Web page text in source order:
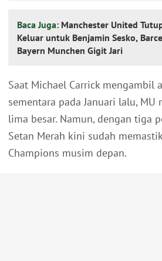
Baca Juga: Manchester United
Keluar untuk Benjamin Sesko,
Bayern Munchen Gigit Jari
Saat Michael Carrick mengambil
sementara pada Januari lalu,
lima besar. Namun, dengan tiga
Setan Merah kini sudah
Champions musim depan.